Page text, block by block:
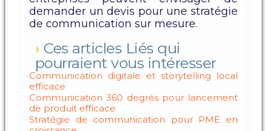
demander un devis pour une stratégie
de communication sur mesure.
Ces articles Liés qui
pourraient vous intéresser
Communication digitale et storytelling local
efficace
Communication 360 degrés pour lancement
de produit efficace
Stratégie de communication pour PME en